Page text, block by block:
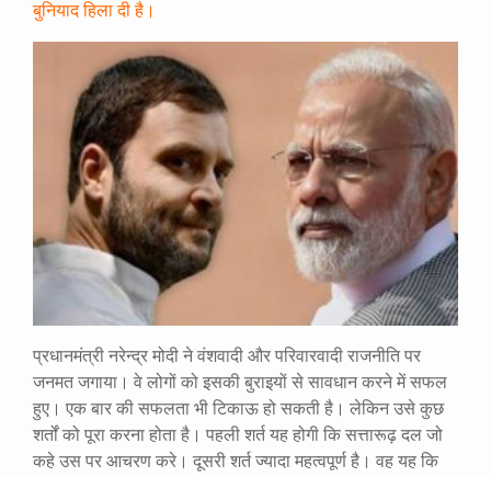
बुनियाद हिला दी है।
प्रधानमंत्री नरेन्द्र मोदी ने वंशवादी और परिवारवादी राजनीति पर
जनमत जगाया। वे लोगों को इसकी बुराइयों से सावधान करने में सफल
हुए। एक बार की सफलता भी टिकाऊ हो सकती है। लेकिन उसे कुछ
शर्तों को पूरा करना होता है। पहली शर्त यह होगी कि सत्तारूढ़ दल जो
कहे उस पर आचरण करे। दूसरी शर्त ज्यादा महत्वपूर्ण है। वह यह कि